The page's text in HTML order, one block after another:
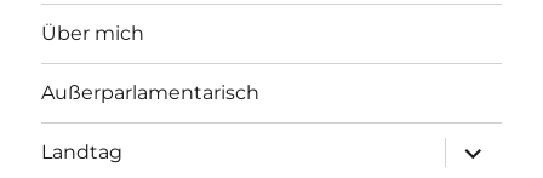
Über mich
Außerparlamentarisch
Landtag
öffnen